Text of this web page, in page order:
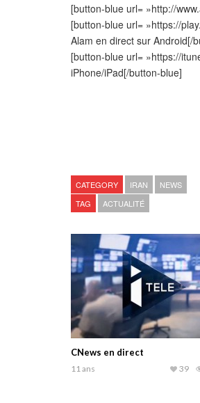
[button-blue url= »http://
[button-blue url= »https://
Alam en direct sur Android[/
[button-blue url= »https://
iPhone/iPad[/button-blue]
CATEGORY IRAN
NEWS
TAG
ACTUALITÉ
CNews en direct
11 ans 39